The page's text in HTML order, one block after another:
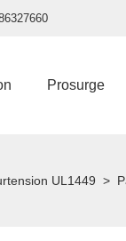
Prosurge
UL1449 >